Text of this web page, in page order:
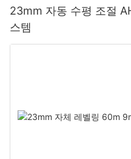
23mm 자동 수평 조절
스템